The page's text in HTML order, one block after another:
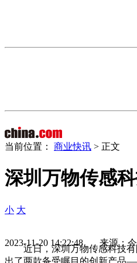
当前位置： 商业快讯 > 正文
深圳万物传感
小 大
2023-11-20 14:22:48 来源：
近日，深圳万物传感科技
出了两款备受瞩目的创新产品